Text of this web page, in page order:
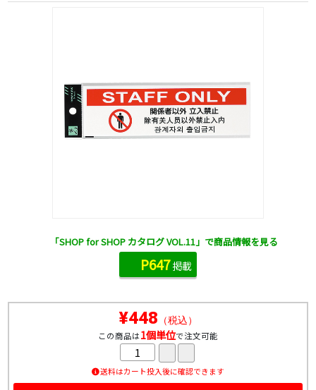
¥448 （税込）
この商品は1個単位で注文可能
送料はカート投入後に確認できます
「SHOP for SHOP カタログ VOL.11」で商品情報を見る
P647掲載